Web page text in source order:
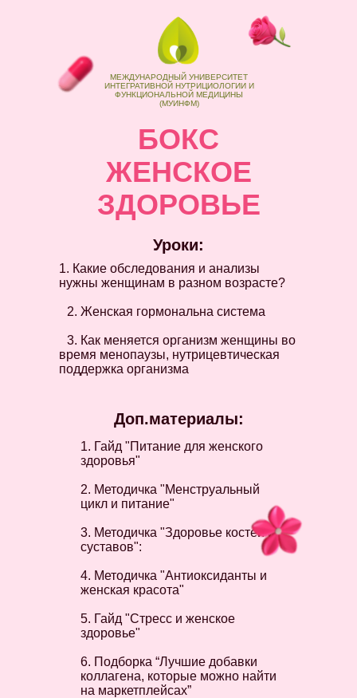
МЕЖДУНАРОДНЫЙ УНИВЕРСИТЕТ
ИНТЕГРАТИВНОЙ НУТРИЦИОЛОГИИ И
ФУНКЦИОНАЛЬНОЙ МЕДИЦИНЫ
(МУИНФМ)
БОКС
ЖЕНСКОЕ
ЗДОРОВЬЕ
Уроки:
1. Какие обследования и анализы
нужны женщинам в разном возрасте?
2. Женская гормональна система
3. Как меняется организм женщины во
время менопаузы, нутрицевтическая
поддержка организма
Доп.материалы:
1. Гайд "Питание для женского
здоровья"
2. Методичка "Менструальный
цикл и питание"
3. Методичка "Здоровье костей и
суставов":
4. Методичка "Антиоксиданты и
женская красота"
5. Гайд "Стресс и женское
здоровье"
6. Подборка “Лучшие добавки
коллагена, которые можно найти
на маркетплейсах”